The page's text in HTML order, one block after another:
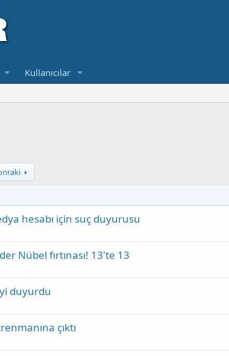
Kullanıcılar
hesabı için suç duyurusu
Nübel fırtınası! 13'te 13
duyurdu
çıktı